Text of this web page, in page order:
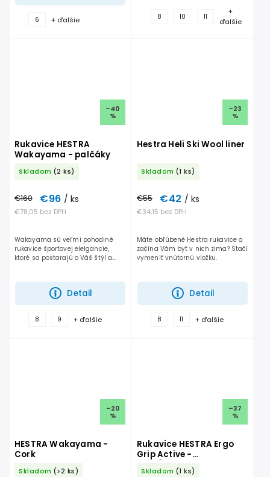
6 + ďalšie 8 10 11
+
ďalšie
–40
%
Rukavice HESTRA
Wakayama - palčáky
Skladom (2 ks)
€78,05 bez DPH
€160 €96 / ks
Detail
Wakayama sú veľmi pohodlné
rukavice športovej elelgancie,
ktoré sa postarajú o Váš štýl a
8 9 + ďalšie
–23
%
Hestra Heli Ski Wool liner
Skladom (1 ks)
€34,15 bez DPH
€55 €42 / ks
Detail
Máte obľúbené Hestra rukavice a
začína Vám byť v nich zima? Stačí
vymeniť vnútornú vložku.
8 11 + ďalšie
–20
%
HESTRA Wakayama -
Cork
Skladom (>2 ks)
–37
%
Rukavice HESTRA Ergo
Grip Active -
Grey/Offwhite
Skladom (1 ks)